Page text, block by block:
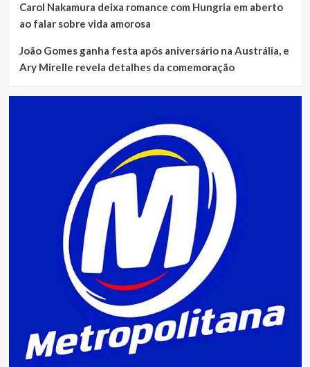
Carol Nakamura deixa romance com Hungria em aberto
ao falar sobre vida amorosa
João Gomes ganha festa após aniversário na Austrália, e
Ary Mirelle revela detalhes da comemoração